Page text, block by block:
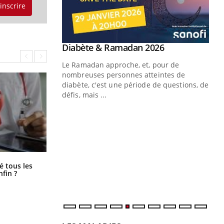
tous les
?
Mains : se
tout nouveau
piscine,
Nos mains
Youtube
Diabète & Ramadan 2026Youtube
Le Ramadan approche, et, pour de
nombreuses personnes atteintes de
diabète, c'est une période de questions, de
défis, mais ...